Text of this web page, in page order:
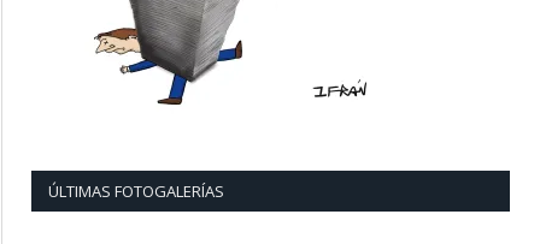
ÚLTIMAS FOTOGALERÍAS